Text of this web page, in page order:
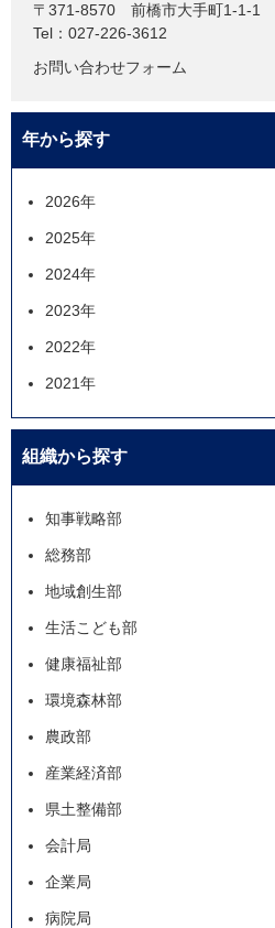
〒371-8570
前橋市大手町1-1-1
Tel：027-226-3612
お問い合わせフォーム
年から探す
2026年
2025年
2024年
2023年
2022年
2021年
組織から探す
知事戦略部
総務部
地域創生部
生活こども部
健康福祉部
環境森林部
農政部
産業経済部
県土整備部
会計局
企業局
病院局